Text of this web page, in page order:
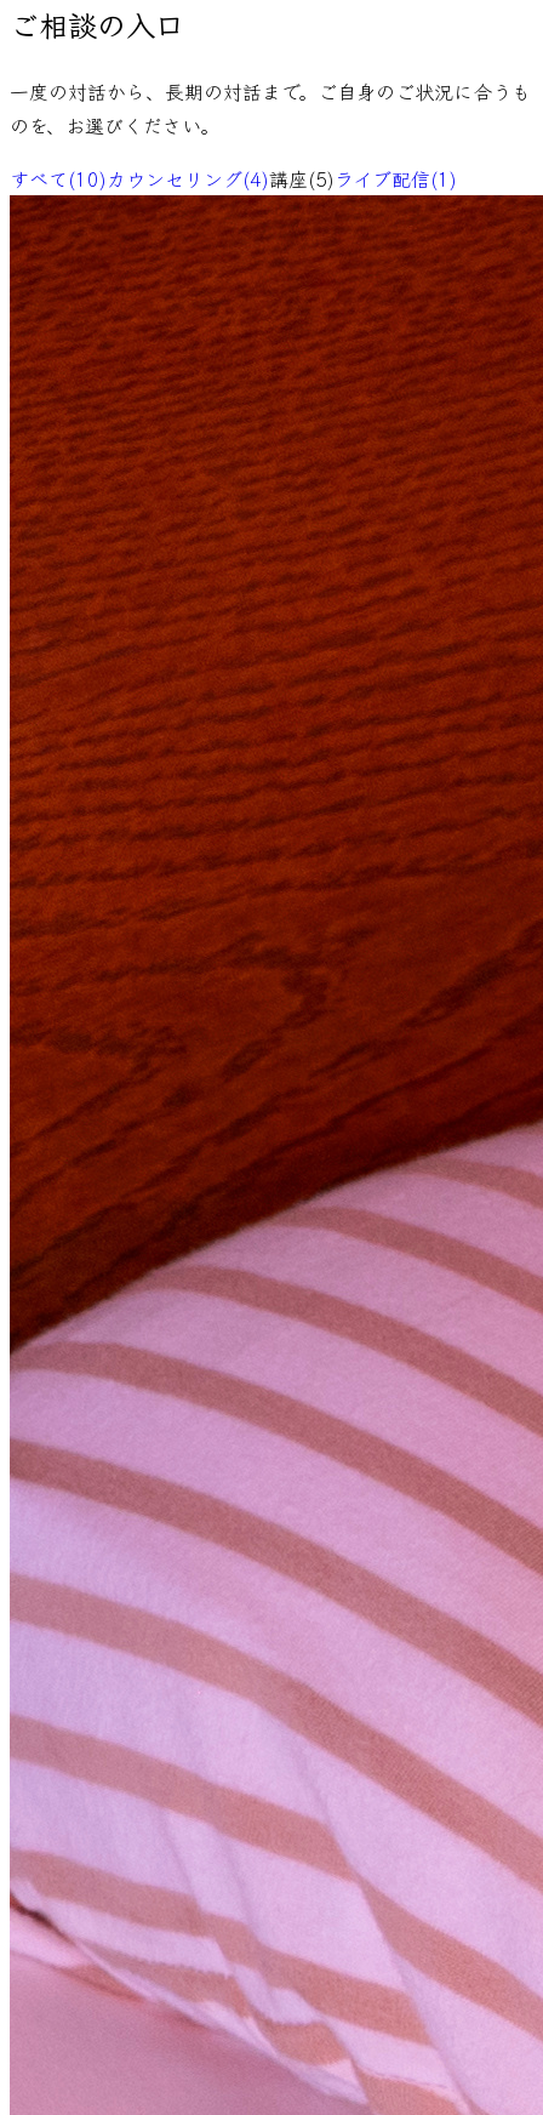
ご相談の入口
一度の対話から、長期の対話まで。ご自身のご状況に合うも
のを、お選びください。
すべて(10)カウンセリング(4)講座(5) ライブ配信(1 )